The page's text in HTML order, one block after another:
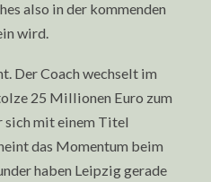
also in der kommenden
wird.
Der Coach wechselt im
25 Millionen Euro zum
sich mit einem Titel
das Momentum beim
haben Leipzig gerade